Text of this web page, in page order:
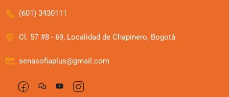
(601) 3430111
Cl. 57 #8 - 69, Localidad de Chapinero, Bogotá
senasofiaplus@gmail.com